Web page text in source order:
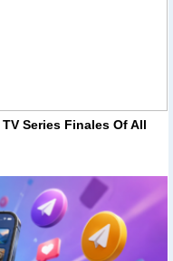
Series Finales Of All